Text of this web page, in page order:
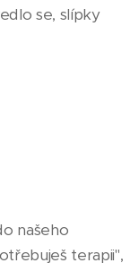
se, slípky
našeho
terapii",